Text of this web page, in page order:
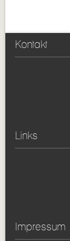
Kontakt
Links
Impressum